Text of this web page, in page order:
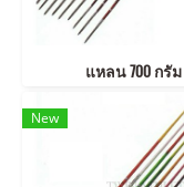
แหลน 700 กรัม
New